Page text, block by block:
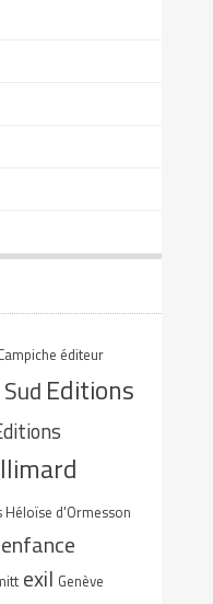
éditeur
Editions
Héloïse d'Ormesson
enfance
exil Genève